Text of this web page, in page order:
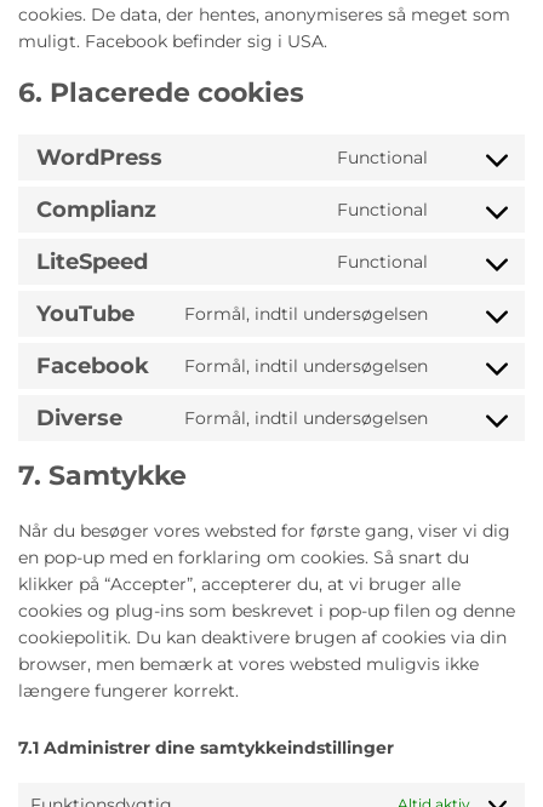
cookies. De data, der hentes, anonymiseres så meget som
muligt. Facebook befinder sig i USA.
6. Placerede cookies
WordPress Functional
Consent
service
Complianz Functional
Consent
service
LiteSpeed Functional
Consent
service
YouTube Formål, indtil undersøgelsen
Consent
service
Facebook Formål, indtil undersøgelsen
Consent
service
Diverse Formål, indtil undersøgelsen
Consent
7. Samtykke
Når du besøger vores websted for første gang, viser vi dig
en pop-up med en forklaring om cookies. Så snart du
klikker på “Accepter”, accepterer du, at vi bruger alle
cookies og plug-ins som beskrevet i pop-up filen og denne
cookiepolitik. Du kan deaktivere brugen af ​​cookies via din
browser, men bemærk at vores websted muligvis ikke
længere fungerer korrekt.
7.1 Administrer dine samtykkeindstillinger